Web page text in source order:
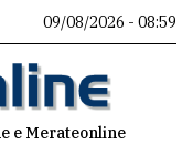
09/08/2026 - 08:59
e Merateonline